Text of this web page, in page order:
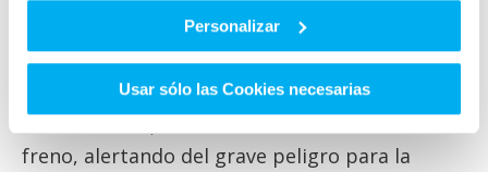
Personalizar
Usar sólo las Cookies necesarias
En los discos de freno
Los profesional de la red de talleres señalan
como otro de los problemas derivados de la
freno, alertando del grave peligro para la